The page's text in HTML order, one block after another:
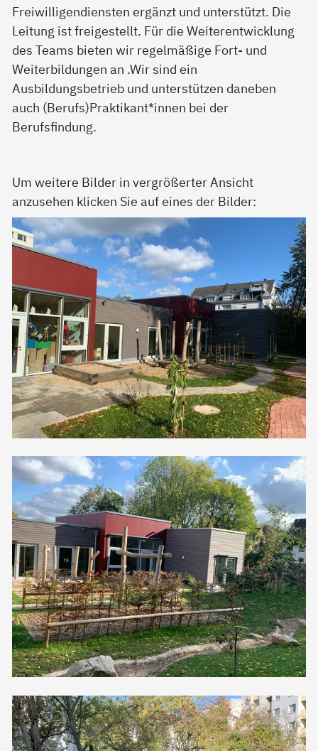
Freiwilligendiensten ergänzt und unterstützt. Die
Leitung ist freigestellt. Für die Weiterentwicklung
des Teams bieten wir regelmäßige Fort- und
Weiterbildungen an .Wir sind ein
Ausbildungsbetrieb und unterstützen daneben
auch (Berufs)Praktikant*innen bei der
Berufsfindung.
Um weitere Bilder in vergrößerter Ansicht
anzusehen klicken Sie auf eines der Bilder: